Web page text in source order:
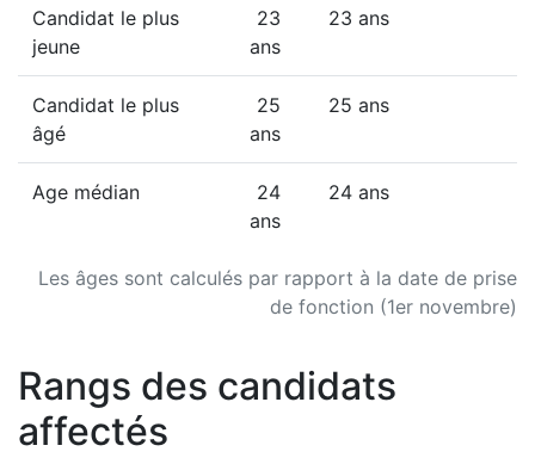
Les âges sont calculés par rapport à la date de prise
de fonction (1er novembre)
Candidat le plus
jeune
23
ans
23 ans
Candidat le plus
âgé
25
ans
25 ans
Age médian
24
ans
24 ans
Rangs des candidats
affectés